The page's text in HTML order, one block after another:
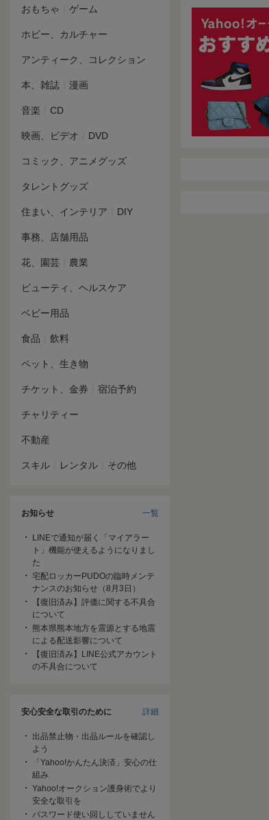
おもちゃ ゲーム
ホビー、カルチャー
アンティーク、コレクション
本、雑誌 漫画
音楽 CD
映画、ビデオ DVD
コミック、アニメグッズ
タレントグッズ
住まい、インテリア DIY
事務、店舗用品
花、園芸 農業
ビューティ、ヘルスケア
ベビー用品
食品 飲料
ペット、生き物
チケット、金券 宿泊予約
チャリティー
不動産
スキル レンタル その他
お知らせ 一覧
LINEで通知が届く「マイアラー
ト」機能が使えるようになりまし
た
宅配ロッカーPUDOの臨時メンテ
ナンスのお知らせ（8月3日）
【復旧済み】評価に関する不具合
について
熊本県熊本地方を震源とする地震
による配送影響について
【復旧済み】LINE公式アカウント
の不具合について
安心安全な取引のために 詳細
出品禁止物・出品ルールを確認し
よう
「Yahoo!かんたん決済」安心の仕
組み
Yahoo!オークション護身術でより
安全な取引を
パスワード使い回ししていません